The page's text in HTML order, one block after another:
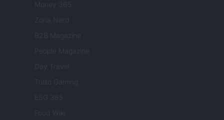
Money 365
Zona Nerd
B2B Magazine
People Magazine
Day Travel
Tutto Gaming
ESG 365
Food Wiki